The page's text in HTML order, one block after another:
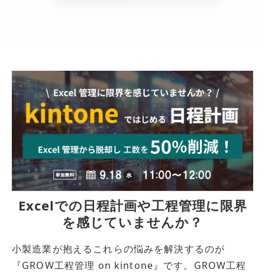
Excelでの日程計画や工程管理に限界
を感じていませんか？
小製造業が抱えるこれらの悩みを解決するのが
『GROW工程管理 on kintone』です。GROW工程